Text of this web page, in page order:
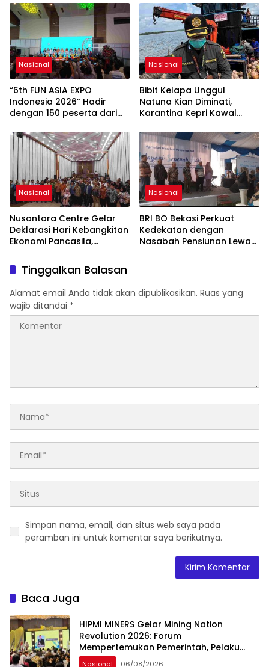
Investor, Akademisi, dan
Pengusaha dalam
Mendukung Percepatan
Hilirisasi Nasional.
Nasional
“6th FUN ASIA EXPO
Indonesia 2026” Hadir
dengan 150 peserta dari
Industri Taman Rekreasi
dan Ekosistem Pariwisata
di Tanah Air
Nasional
Bibit Kelapa Unggul
Natuna Kian Diminati,
Karantina Kepri Kawal
Bintan
Nasional
Nusantara Centre Gelar
Deklarasi Hari Kebangkitan
Ekonomi Pancasila,
Djojohadikusumo Anti
Penjajahan (Pergolakan
Ekonomi Politik Indonesia)
& Simposium Nasional
“Urgensi Undang-Undang
Perekonomian Nasional
dan Kesejahteraan Sosial
Nasional
BRI BO Bekasi Perkuat
Kedekatan dengan
Nasabah Pensiunan Lewat
Tinggalkan Balasan
Alamat email Anda tidak akan dipublikasikan. Ruas yang
wajib ditandai *
Simpan nama, email, dan situs web saya pada
peramban ini untuk komentar saya berikutnya.
Baca Juga
HIPMI MINERS Gelar Mining Nation
Revolution 2026: Forum
Mempertemukan Pemerintah, Pelaku
Industri, Investor, Akademisi, dan
Nasional 06/08/2026